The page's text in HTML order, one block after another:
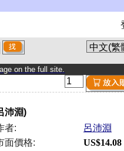
on the full site.
沛淵)
者:
呂沛淵
面價格:
US$14.08